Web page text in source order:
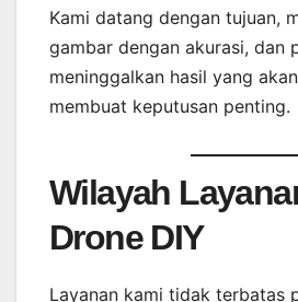
Kami datang dengan tujuan,
gambar dengan akurasi, dan
meninggalkan hasil yang
membuat keputusan penting.
Wilayah
Drone DIY
Layanan kami tidak terbatas